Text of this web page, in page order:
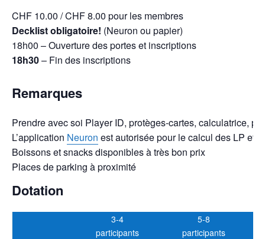
CHF 10.00 / CHF 8.00 pour les membres
Decklist obligatoire! (Neuron ou papier)
18h00 – Ouverture des portes et inscriptions
18h30– Fin des inscriptions
Remarques
Prendre avec soi Player ID, protèges-cartes, calculatrice,
L’application Neuron est autorisée pour le calcul des LP et
Boissons et snacks disponibles à très bon prix
Places de parking à proximité
Dotation
3-4
participants
5-8
participants